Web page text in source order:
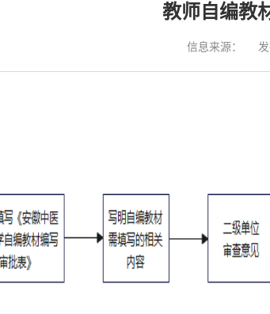
教师自编教
信息来源：